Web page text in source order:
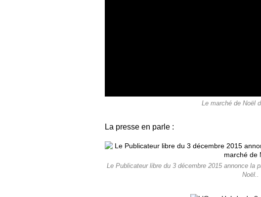
Le marché de Noël
La presse en parle :
Le Publicateur libre du 3 décembre 2015 annonce la
Noël..